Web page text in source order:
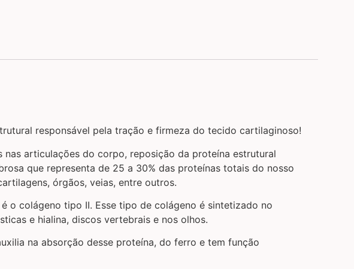
responsável pela tração e firmeza do tecido cartilaginoso!
articulações do corpo, reposição da proteína estrutural
que representa de 25 a 30% das proteínas totais do nosso
órgãos, veias, entre outros.
o colágeno tipo II. Esse tipo de colágeno é sintetizado no
e hialina, discos vertebrais e nos olhos.
na absorção desse proteína, do ferro e tem função